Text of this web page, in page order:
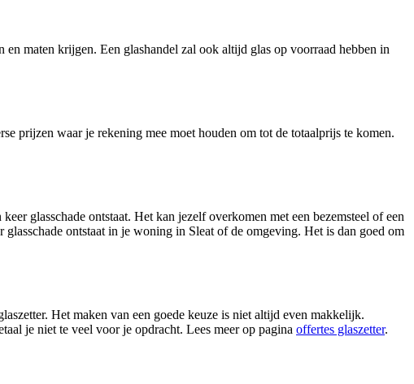
maten krijgen. Een glashandel zal ook altijd glas op voorraad hebben in
prijzen waar je rekening mee moet houden om tot de totaalprijs te komen.
glasschade ontstaat. Het kan jezelf overkomen met een bezemsteel of een
ontstaat in je woning in Sleat of de omgeving. Het is dan goed om
Het maken van een goede keuze is niet altijd even makkelijk.
je niet te veel voor je opdracht. Lees meer op pagina offertes glaszetter.